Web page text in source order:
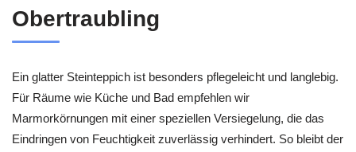
Obertraubling
Ein glatter Steinteppich ist besonders pflegeleicht und langlebig.
Für Räume wie Küche und Bad empfehlen wir
Marmorkörnungen mit einer speziellen Versiegelung, die das
Eindringen von Feuchtigkeit zuverlässig verhindert. So bleibt der